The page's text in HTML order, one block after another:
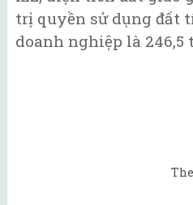
trị quyền sử dụng đất
doanh nghiệp là 246,5